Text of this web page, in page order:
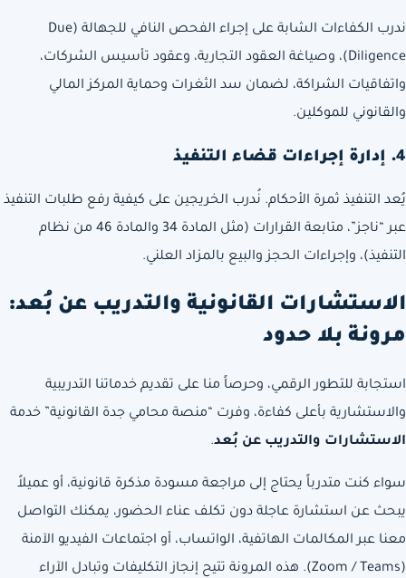
ندرب الكفاءات الشابة على إجراء الفحص النافي للجهالة (Due
Diligence)، وصياغة العقود التجارية، وعقود تأسيس الشركات،
واتفاقيات الشراكة، لضمان سد الثغرات وحماية المركز المالي
والقانوني للموكلين.
4. إدارة إجراءات قضاء التنفيذ
يُعد التنفيذ ثمرة الأحكام. نُدرب الخريجين على كيفية رفع طلبات التنفيذ
عبر “ناجز”، متابعة القرارات (مثل المادة 34 والمادة 46 من نظام
التنفيذ)، وإجراءات الحجز والبيع بالمزاد العلني.
الاستشارات القانونية والتدريب عن بُعد:
مرونة بلا حدود
استجابة للتطور الرقمي، وحرصاً منا على تقديم خدماتنا التدريبية
والاستشارية بأعلى كفاءة، وفرت “منصة محامي جدة القانونية” خدمة
الاستشارات والتدريب عن بُعد.
سواء كنت متدرباً يحتاج إلى مراجعة مسودة مذكرة قانونية، أو عميلاً
يبحث عن استشارة عاجلة دون تكلف عناء الحضور، يمكنك التواصل
معنا عبر المكالمات الهاتفية، الواتساب، أو اجتماعات الفيديو الآمنة
(Zoom / Teams). هذه المرونة تتيح إنجاز التكليفات وتبادل الآراء